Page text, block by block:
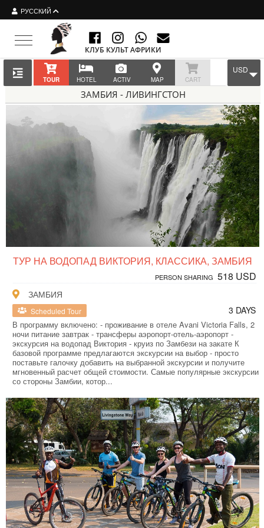
РУССКИЙ
Toggle navigation
КЛУБ КУЛЬТ АФРИКИ
TOUR HOTEL ACTIV MAP CART
USD
ЗАМБИЯ - ЛИВИНГСТОН
ТУР НА ВОДОПАД ВИКТОРИЯ, КЛАССИКА, ЗАМБИЯ
PERSON SHARING 518 USD
ЗАМБИЯ
3 DAYS
Scheduled Tour
В программу включено: - проживание в отеле Avani Victoria Falls, 2
ночи питание завтрак - трансферы аэропорт-отель-аэропорт -
экскурсия на водопад Виктория - круиз по Замбези на закате К
базовой программе предлагаются экскурсии на выбор - просто
поставьте галочку добавить на выбранной экскурсии и получите
мгновенный расчет общей стоимости. Самые популярные экскурсии
со стороны Замбии, котор...